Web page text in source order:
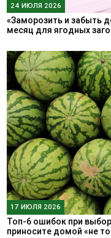
24 ИЮЛЯ 2026
«Заморозить и забыть
месяц для ягодных
17 ИЮЛЯ 2026
Топ-6 ошибок при
приносите домой «не